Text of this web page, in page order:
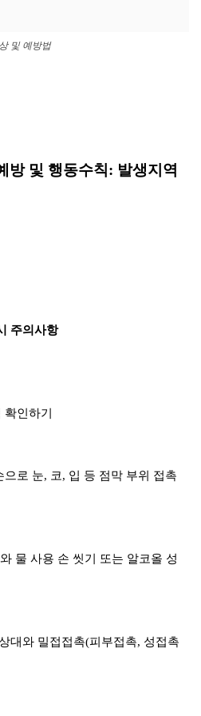
및 예방법
방 및 행동수칙: 발생지역
주의사항
인하기
로 눈, 코, 입 등 점막 부위 접촉
물 사용 손 씻기 또는 알코올 성
대와 밀접접촉(피부접촉, 성접촉